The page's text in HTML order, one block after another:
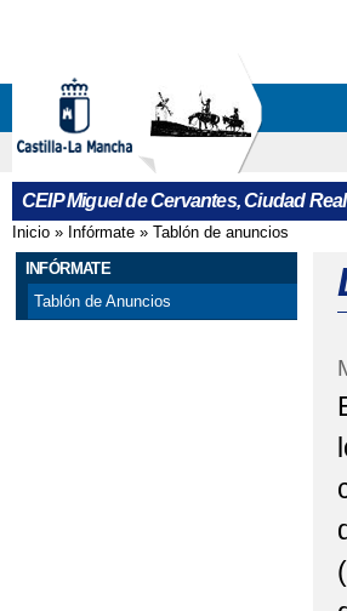
CEIP Miguel de Cervantes, Ciudad Real
Se encuentra usted
Inicio » Infórmate » Tablón de anuncios
INFÓRMATE
Tablón de Anuncios